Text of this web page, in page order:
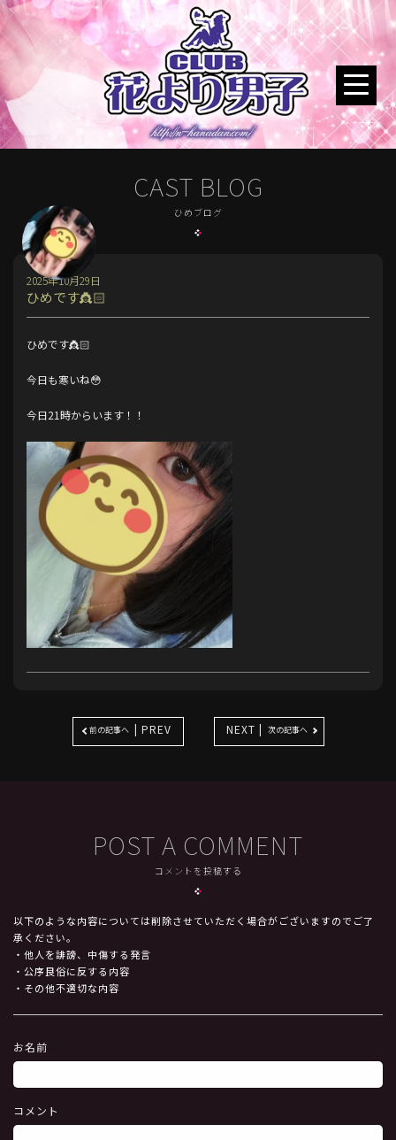
CAST BLOG
ひめブログ
ひめです👸🏻
2025年10月29日
ひめです👸🏻
今日も寒いね😳
今日21時からいます！！
前の記事へ | PREV NEXT | 次の記事へ
POST A COMMENT
コメントを投稿する
以下のような内容については削除させていただく場合がございますのでご了
承ください。
・他人を誹謗、中傷する発言
・公序良俗に反する内容
・その他不適切な内容
お名前
コメント